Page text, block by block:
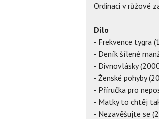
Ordinaci v růžové
Dílo
- Frekvence tygra
- Deník šílené
- Divnovlásky
- Ženské pohyby
- Příručka pro
- Matky to chtěj
- Nezavěšujte se